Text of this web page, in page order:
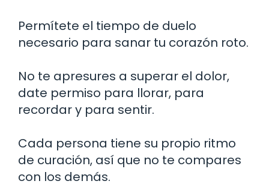
Permítete el tiempo de duelo
necesario para sanar tu corazón roto.
No te apresures a superar el dolor,
date permiso para llorar, para
recordar y para sentir.
Cada persona tiene su propio ritmo
de curación, así que no te compares
con los demás.